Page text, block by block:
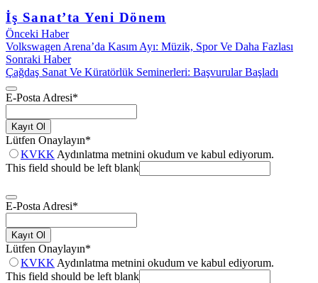
İş Sanat’ta Yeni Dönem
Önceki Haber
Volkswagen Arena’da Kasım Ayı: Müzik, Spor Ve Daha Fazlası
Sonraki Haber
Çağdaş Sanat Ve Küratörlük Seminerleri: Başvurular Başladı
E-Posta Adresi*
Kayıt Ol
Lütfen Onaylayın*
KVKK Aydınlatma metnini okudum ve kabul ediyorum.
This field should be left blank
E-Posta Adresi*
Kayıt Ol
Lütfen Onaylayın*
KVKK Aydınlatma metnini okudum ve kabul ediyorum.
This field should be left blank